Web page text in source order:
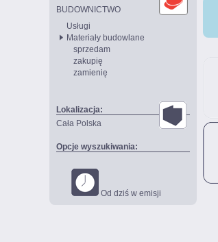
BUDOWNICTWO
Usługi
Materiały budowlane
sprzedam
zakupię
zamienię
Lokalizacja:
Cała Polska
Opcje wyszukiwania:
Od dziś w emisji